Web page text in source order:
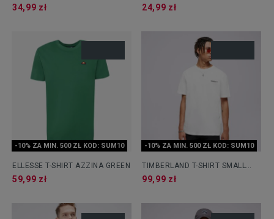
34,99 zł
FADE
24,99 zł
-10% ZA MIN. 500 ZŁ KOD: SUM10
ELLESSE T-SHIRT AZZINA GREEN
59,99 zł
-10% ZA MIN. 500 ZŁ KOD: SUM10
TIMBERLAND T-SHIRT SMALL
LOGO PRINT TEE
99,99 zł